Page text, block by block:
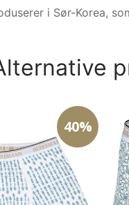
i Sør-Korea,
40%